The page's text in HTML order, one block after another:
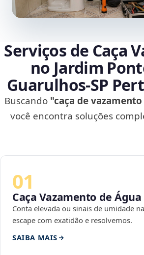
Serviços de Caça
no Jardim
Guarulhos‑SP
Buscando "caça de
você encontra soluções
01
Caça Vazamento de Água
Conta elevada ou sinais de umidade
escape com exatidão e resolvemos.
SAIBA MAIS